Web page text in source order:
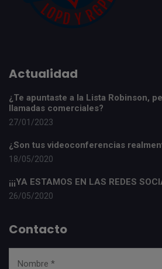
Actualidad
¿Te apuntaste a la Lista Robinson,
llamadas comerciales?
27/01/2023
¿Son tus videoconferencias
18/05/2020
¡¡¡YA ESTAMOS EN LAS REDES
26/05/2020
Contacto